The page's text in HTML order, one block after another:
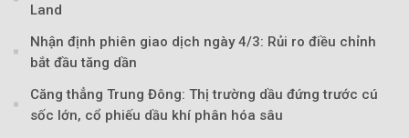
Land
Nhận định phiên giao dịch ngày 4/3: Rủi ro điều chỉnh
bắt đầu tăng dần
Căng thẳng Trung Đông: Thị trường dầu đứng trước cú
sốc lớn, cổ phiếu dầu khí phân hóa sâu